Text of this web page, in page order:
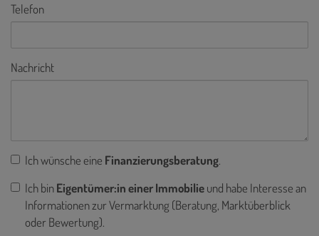
Telefon
Nachricht
Ich wünsche eine Finanzierungsberatung.
Ich binEigentümer:in einer Immobilieund habe Interesse an
Informationen zur Vermarktung (Beratung, Marktüberblick
oder Bewertung).